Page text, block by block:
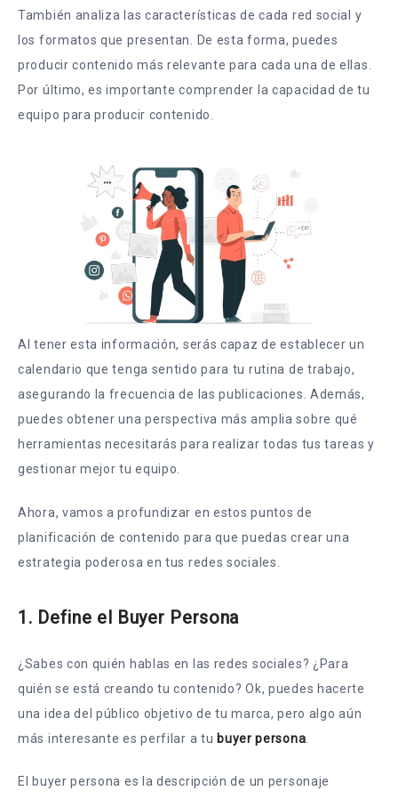
También analiza las características de cada red social y
los formatos que presentan. De esta forma, puedes
producir contenido más relevante para cada una de ellas.
Por último, es importante comprender la capacidad de tu
equipo para producir contenido.
Al tener esta información, serás capaz de establecer un
calendario que tenga sentido para tu rutina de trabajo,
asegurando la frecuencia de las publicaciones. Además,
puedes obtener una perspectiva más amplia sobre qué
herramientas necesitarás para realizar todas tus tareas y
gestionar mejor tu equipo.
Ahora, vamos a profundizar en estos puntos de
planificación de contenido para que puedas crear una
estrategia poderosa en tus redes sociales.
1. Define el Buyer Persona
¿Sabes con quién hablas en las redes sociales? ¿Para
quién se está creando tu contenido? Ok, puedes hacerte
una idea del público objetivo de tu marca, pero algo aún
más interesante es perfilar a tu buyer persona
El buyer persona es la descripción de un personaje